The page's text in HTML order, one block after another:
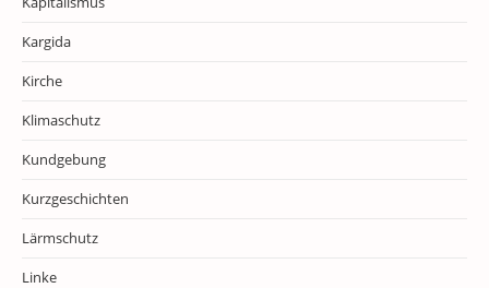
Kargida
Kirche
Klimaschutz
Kundgebung
Kurzgeschichten
Lärmschutz
Linke